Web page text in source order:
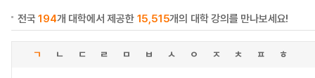
전국194개 대학에서 제공한 15,515개의 대학 강의를 만나보세요!
ㄱ ㄴ ㄷ ㄹ ㅁ ㅂ ㅅ ㅇ ㅈ ㅊ ㅍ ㅎ